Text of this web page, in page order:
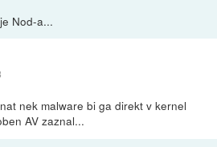
Nod-a...
nek malware bi ga direkt v kernel
AV zaznal...